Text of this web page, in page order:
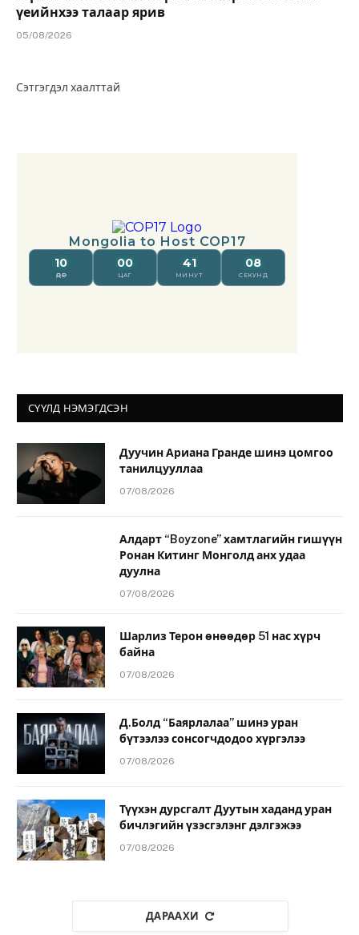
үеийнхээ талаар ярив
05/08/2026
Сэтгэгдэл хаалттай
СҮҮЛД НЭМЭГДСЭН
Дуучин Ариана Гранде шинэ цомгоо
танилцууллаа
07/08/2026
Алдарт “Boyzone” хамтлагийн гишүүн
Ронан Китинг Монголд анх удаа
дуулна
07/08/2026
Шарлиз Терон өнөөдөр 51 нас хүрч
байна
07/08/2026
Д.Болд “Баярлалаа” шинэ уран
бүтээлээ сонсогчдодоо хүргэлээ
07/08/2026
Түүхэн дурсгалт Дуутын хаданд уран
бичлэгийн үзэсгэлэнг дэлгэжээ
07/08/2026
ДАРААХИ